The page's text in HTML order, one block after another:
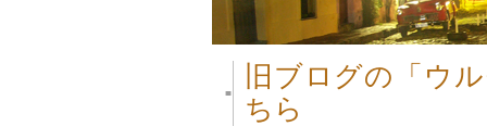
■
旧ブログの「ウ
ちら